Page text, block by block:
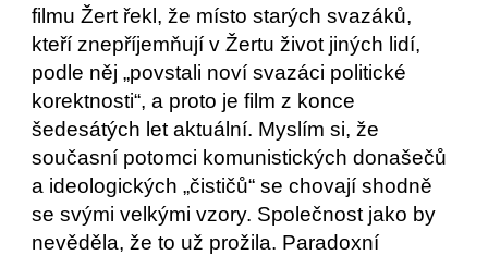
filmu Žert řekl, že místo starých svazáků,
kteří znepříjemňují v Žertu život jiných lidí,
podle něj „povstali noví svazáci politické
korektnosti“, a proto je film z konce
šedesátých let aktuální. Myslím si, že
současní potomci komunistických donašečů
a ideologických „čističů“ se chovají shodně
se svými velkými vzory. Společnost jako by
nevěděla, že to už prožila. Paradoxní